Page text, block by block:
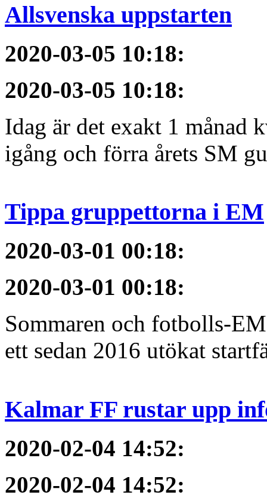
Allsvenska uppstarten
2020-03-05 10:18:
2020-03-05 10:18:
Idag är det exakt 1 månad
igång och förra årets SM
Tippa gruppettorna i EM
2020-03-01 00:18:
2020-03-01 00:18:
Sommaren och fotbolls-
ett sedan 2016 utökat
Kalmar FF rustar upp
2020-02-04 14:52:
2020-02-04 14:52: